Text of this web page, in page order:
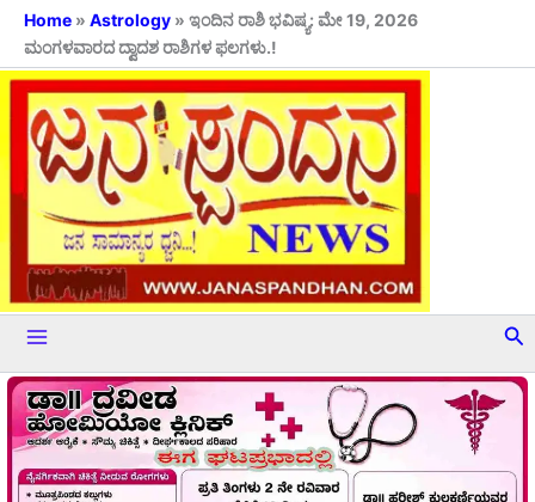
Skip
content
Home » Astrology » ಇಂದಿನ ರಾಶಿ ಭವಿಷ್ಯ: ಮೇ 19, 2026
ಮಂಗಳವಾರದ ದ್ವಾದಶ ರಾಶಿಗಳ ಫಲಗಳು.!